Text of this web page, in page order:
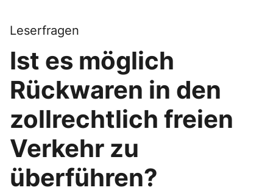
Leserfragen
Ist es möglich
Rückwaren in den
zollrechtlich freien
Verkehr zu
überführen?